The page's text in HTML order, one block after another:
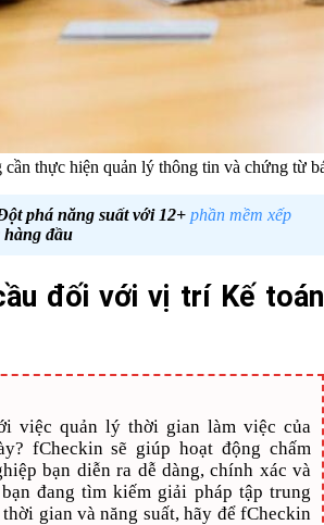
cần thực hiện quản lý thông tin và chứng từ
phá năng suất với 12+ phần mềm xếp
hàng đầu
đối với vị trí Kế toán
việc quản lý thời gian làm việc của
fCheckin sẽ giúp hoạt động chấm
bạn diễn ra dễ dàng, chính xác và
đang tìm kiếm giải pháp tập trung
gian và năng suất, hãy để fCheckin